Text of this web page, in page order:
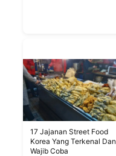
17 Jajanan Street Food
Korea Yang Terkenal Dan
Wajib Coba